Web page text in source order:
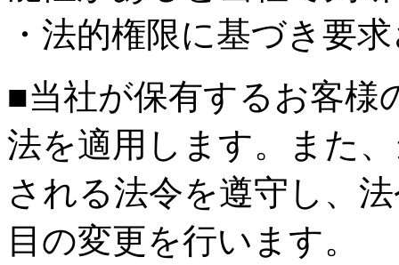
・法的権限に基づき要
■当社が保有するお客様
法を適用します。また
される法令を遵守し、
目の変更を行います。